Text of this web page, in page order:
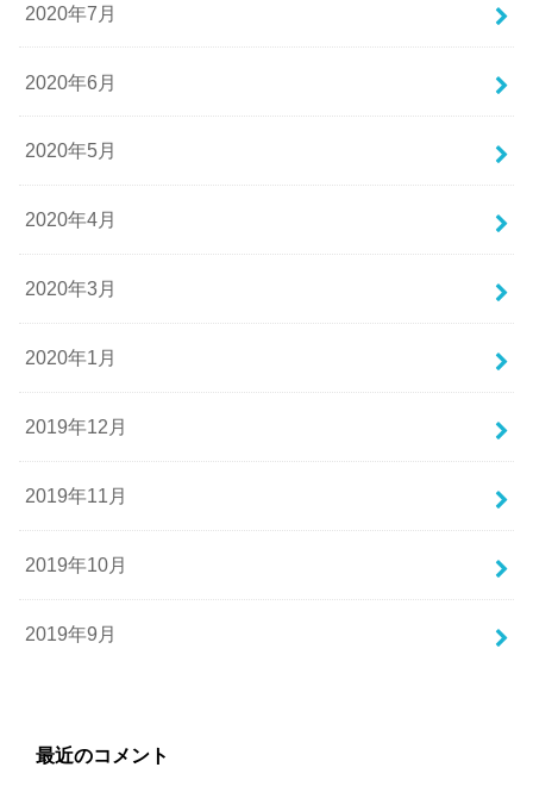
2020年7月
2020年6月
2020年5月
2020年4月
2020年3月
2020年1月
2019年12月
2019年11月
2019年10月
2019年9月
最近のコメント